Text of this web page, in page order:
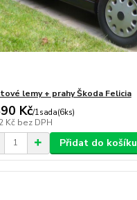
lemy + prahy Škoda Felicia
Kč/1sada(6ks)
Kč bez DPH
Přidat do košíku